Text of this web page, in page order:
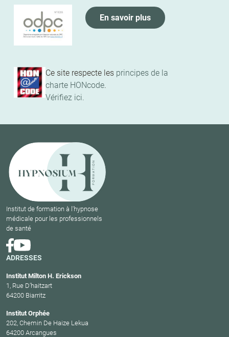
Ce site respecte les principes de la
charte HONcode.
Vérifiez ici.
En savoir plus
Institut de formation à l'hypnose
médicale pour les professionnels
de santé
ADRESSES
Institut Milton H. Erickson
1, Rue D’haitzart
64200 Biarritz
Institut Orphée
202, Chemin De Haize Lekua
64200 Arcangues